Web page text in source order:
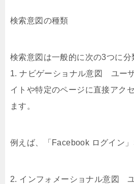
検索意図の種類
検索意図は一般的に次の3つに
1. ナビゲーショナル意図 ユー
イトや特定のページに直接アク
ます。
例えば、「Facebook ログイン」
2. インフォメーショナル意図